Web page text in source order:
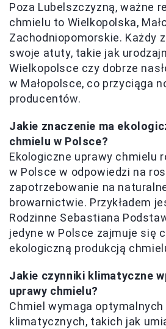
Poza Lubelszczyzną, ważne
chmielu to Wielkopolska,
Zachodniopomorskie. Każdy
swoje atuty, takie jak
Wielkopolsce czy dobrze
w Małopolsce, co przyciąga
producentów.
Jakie znaczenie ma
chmielu w Polsce?
Ekologiczne uprawy chmielu
w Polsce w odpowiedzi na
zapotrzebowanie na
browarnictwie. Przykładem
Rodzinne Sebastiana
jedyne w Polsce zajmuje się
ekologiczną produkcją
Jakie czynniki klimatyczne
uprawy chmielu?
Chmiel wymaga
klimatycznych, takich jak